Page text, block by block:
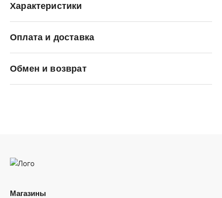
Характеристики
Оплата и доставка
Обмен и возврат
Магазины